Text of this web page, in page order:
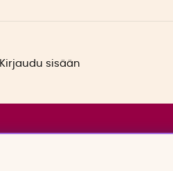
Kirjaudu sisään